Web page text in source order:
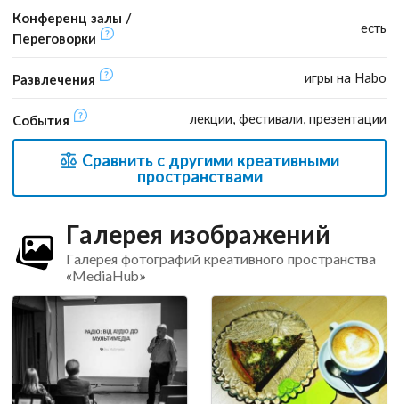
Конференц залы /
Переговорки
есть
Развлечения игры на Habo
События лекции, фестивали, презентации
Сравнить с другими креативными
пространствами
Галерея изображений
Галерея фотографий креативного пространства
«MediaHub»